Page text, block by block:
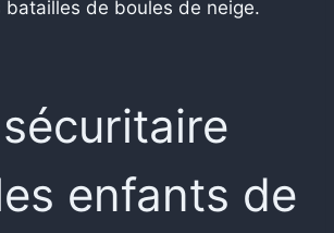
batailles de boules de neige.
enfants de